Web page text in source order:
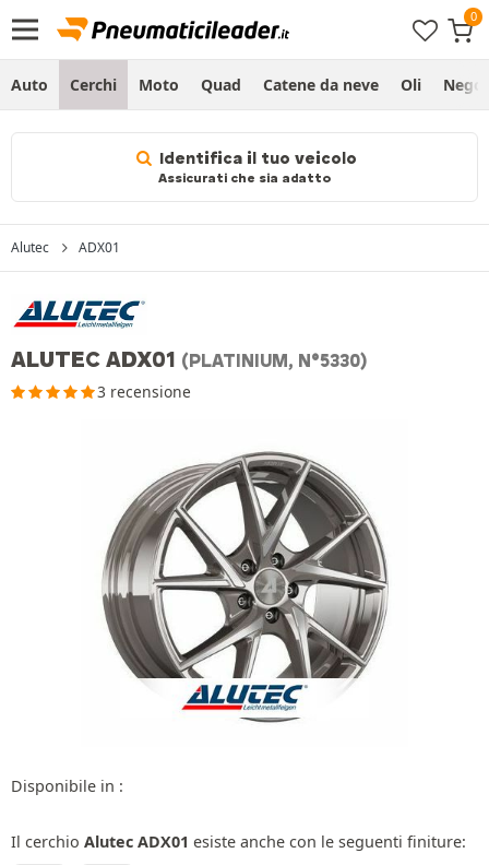
Auto Cerchi Moto Quad Catene da neve Oli
Identifica il tuo veicolo
Assicurati che sia adatto
Alutec ADX01
ALUTEC ADX01 (PLATINIUM, N°5330)
3 recensione
Disponibile in :
Il cerchio Alutec ADX01 esiste anche con le seguenti finiture: